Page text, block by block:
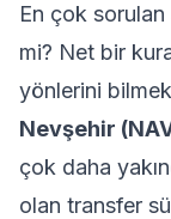
En çok
mi? Net bir
yönlerini
Nevşehir
çok daha
olan transfer